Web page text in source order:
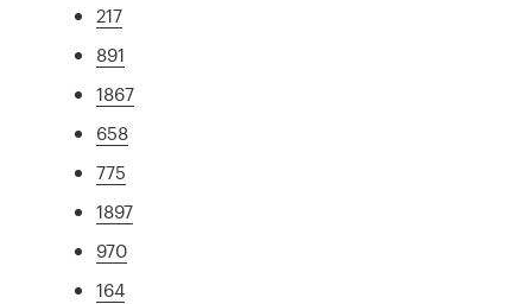
217
891
1867
658
775
1897
970
164